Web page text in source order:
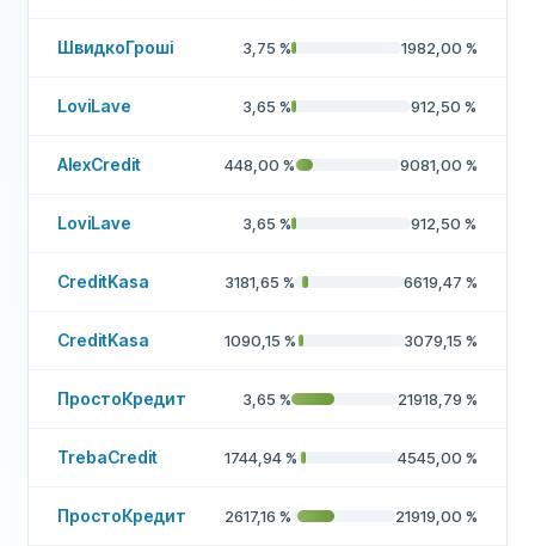
ШвидкоГроші 3,75 % 1982,00 %
LoviLave 3,65 % 912,50 %
AlexCredit 448,00 % 9081,00 %
LoviLave 3,65 % 912,50 %
CreditKasa 3181,65 % 6619,47 %
CreditKasa 1090,15 % 3079,15 %
ПростоКредит 3,65 % 21918,79 %
TrebaCredit 1744,94% 4545,00 %
ПростоКредит 2617,16 % 21919,00 %